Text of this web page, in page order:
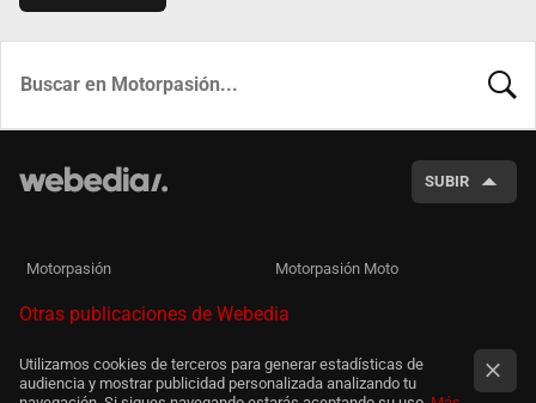
SUBIR
Motorpasión Motorpasión Moto
Otras publicaciones de Webedia
Utilizamos cookies de terceros para generar estadísticas de
audiencia y mostrar publicidad personalizada analizando tu